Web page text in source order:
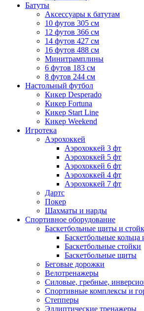
Батуты
Аксессуары к батутам
10 футов 305 см
12 футов 366 см
14 футов 427 см
16 футов 488 см
Минитрамплины
6 футов 183 см
8 футов 244 см
Настольный футбол
Кикер Desperado
Кикер Fortuna
Кикер Start Line
Кикер Weekend
Игротека
Аэрохоккей
Аэрохоккей 3 фт
Аэрохоккей 5 фт
Аэрохоккей 6 фт
Аэрохоккей 4 фт
Аэрохоккей 7 фт
Дартс
Покер
Шахматы и нарды
Спортивное оборудование
Баскетбольные щиты и
Баскетбольные кольца
Баскетбольные стойки
Баскетбольные щиты
Беговые дорожки
Велотренажеры
Силовые, гребные,
Спортивные комплексы и
Степперы
Эллиптические тренажеры